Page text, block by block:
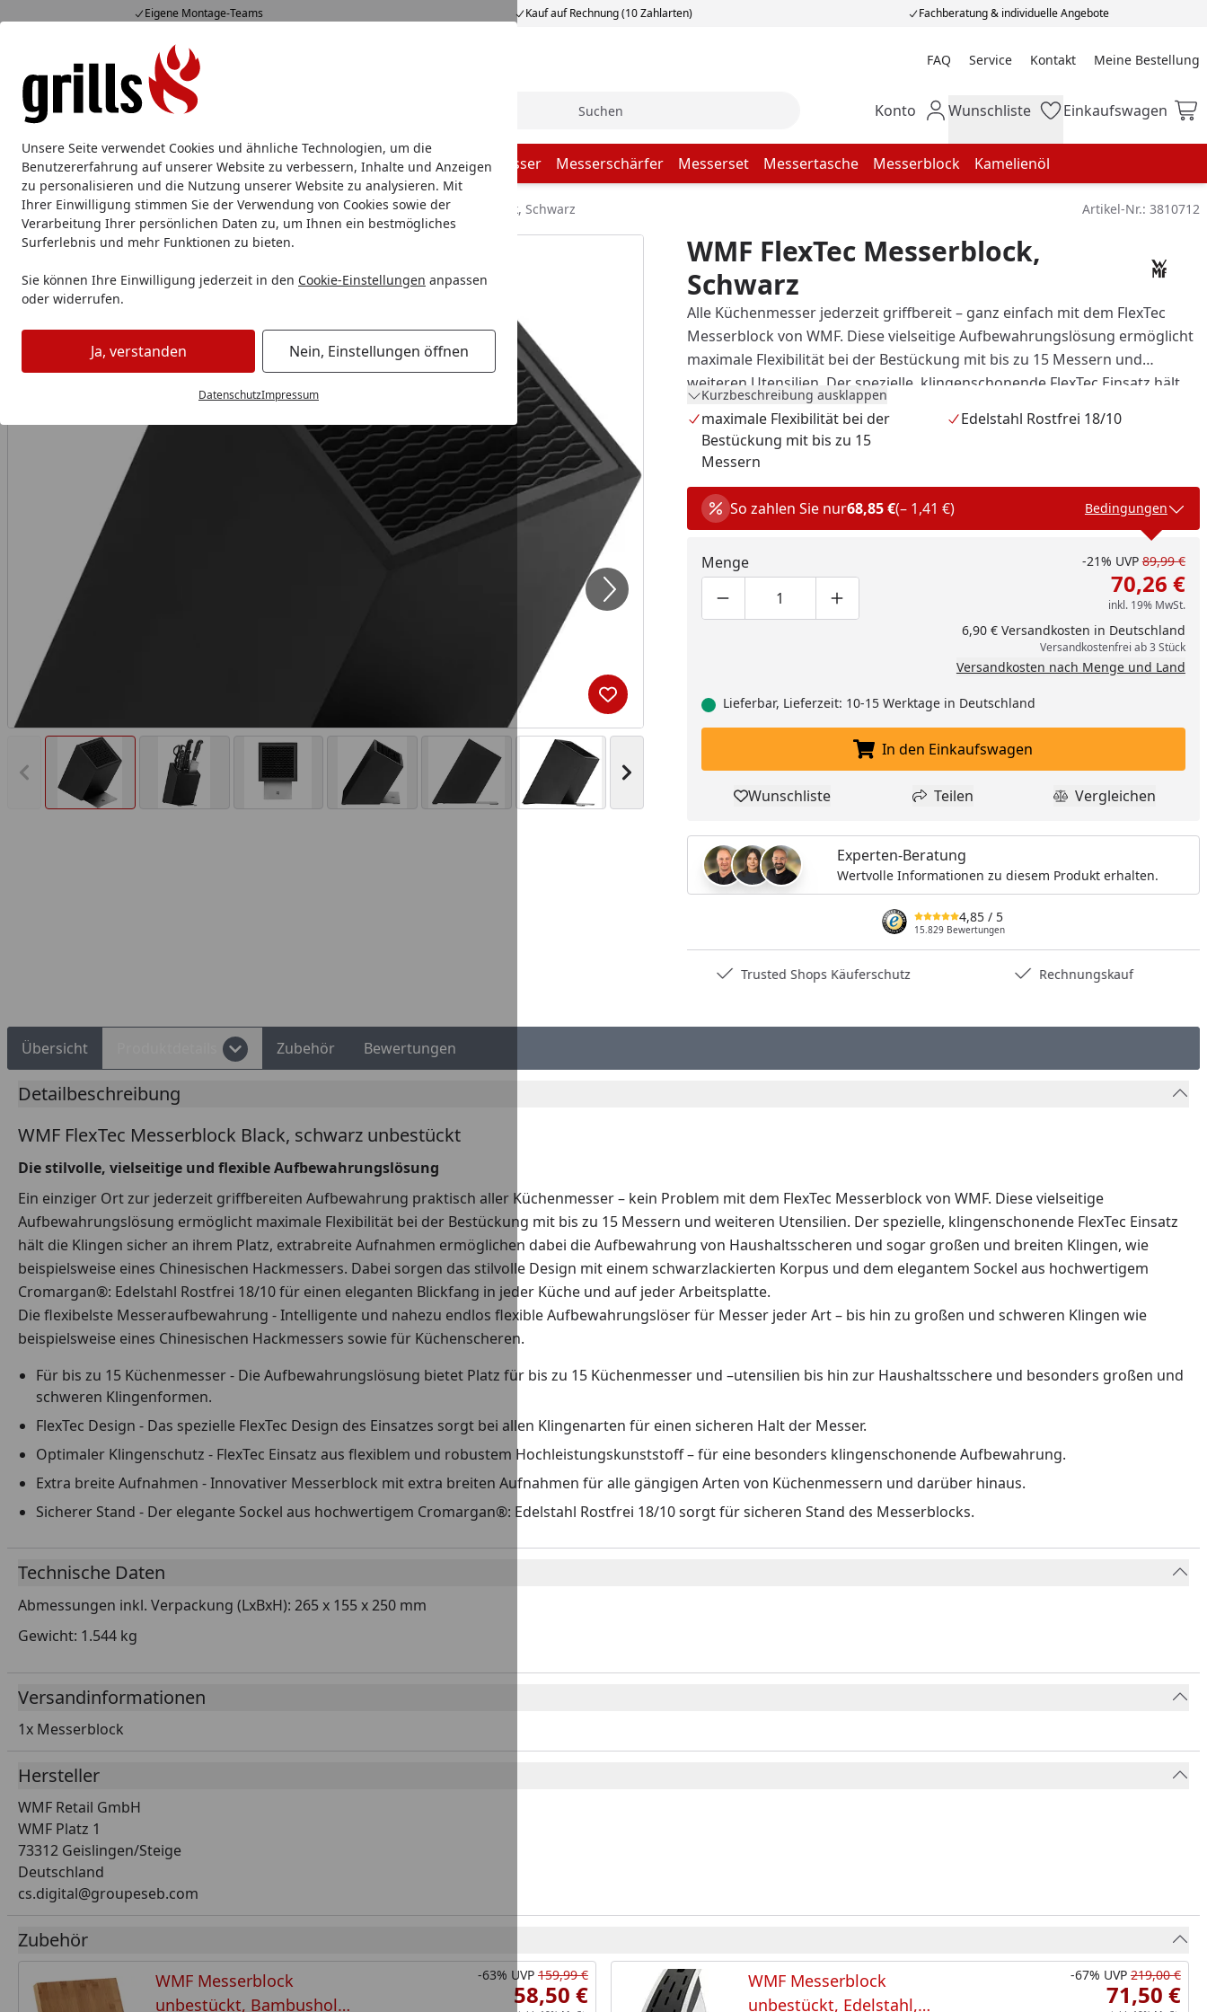
Unsere Seite verwendet Cookies und ähnliche Technologien, um die
Benutzererfahrung auf unserer Website zu verbessern, Inhalte und Anzeigen
zu personalisieren und die Nutzung unserer Website zu analysieren. Mit
Ihrer Einwilligung stimmen Sie der Verwendung von Cookies sowie der
Verarbeitung Ihrer persönlichen Daten zu, um Ihnen ein bestmögliches
Surferlebnis und mehr Funktionen zu bieten.
Sie können Ihre Einwilligung jederzeit in den Cookie-Einstellungen anpassen
oder widerrufen.
Ja, verstanden Nein, Einstellungen öffnen
DatenschutzImpressum
Eigene Montage-Teams Kauf auf Rechnung (10 Zahlarten) Fachberatung & individuelle Angebote
Mo-Fr. 8-16 Uhr 15.829 Bewertungen FAQ Service Kontakt Meine Bestellung
Meine Bestellung
Alle Produkte
Alle ProdukteMarken Mein Konto
Konto Wunschliste
Wunschliste Einkaufswagen
Einkaufswagen
Messer Damastmesser Klappmesser Kochmesser Fleischermesser Messerschärfer Messerset Messertasche Messerblock Kamelienöl
Startseite
Messer Messerblock Messerblock ohne Messer WMF FlexTec Messerblock, Schwarz Artikel-Nr.: 3810712
Vorheriges Bild anzeigen Nächstes Bild anzeigen
Produkt zur Wunschliste hinzufügen
WMF FlexTec Messerblock,
Schwarz
Alle Küchenmesser jederzeit griffbereit – ganz einfach mit dem FlexTec
Messerblock von WMF. Diese vielseitige Aufbewahrungslösung ermöglicht
maximale Flexibilität bei der Bestückung mit bis zu 15 Messern und
weiteren Utensilien. Der spezielle, klingenschonende FlexTec Einsatz hält
die Klingen sicher an ihrem Platz, extrabreite Aufnahmen ermöglichen
dabei die Aufbewahrung von Haushaltsscheren und sogar großen und
breiten Klingen, wie beispielsweise eines Chinesischen Hackmessers. Dabei
einen eleganten Blickfang in jeder Küche und auf jeder Arbeitsplatte.
Kurzbeschreibung ausklappen
maximale Flexibilität bei der
Bestückung mit bis zu 15
Messern
Edelstahl Rostfrei 18/10
So zahlen Sie nur68,85 €(– 1,41 €) Bedingungen
Menge
Produktmenge um eins verringern
Produktmenge manuell eingeben
Produktmenge um eins erhöhen
-21% UVP 89,99 €
70,26 €
inkl. 19% MwSt.
6,90 € Versandkosten in Deutschland
Versandkostenfrei ab 3 Stück
Versandkosten nach Menge und Land
Lieferbar, Lieferzeit: 10-15 Werktage in Deutschland
In den Einkaufswagen legen
In den Einkaufswagen
Produkt zur Wunschliste hinzufügen
Wunschliste Teilen
Teilen Produkt
Vergleichen
Experten-Beratung
Wertvolle Informationen zu diesem Produkt erhalten.
4,85 / 5
15.829 Bewertungen
Trusted Shops Käuferschutz Rechnungskauf
Übersicht Zubehör Bewertungen
Detailbeschreibung
WMF FlexTec Messerblock Black, schwarz unbestückt
Die stilvolle, vielseitige und flexible Aufbewahrungslösung
Ein einziger Ort zur jederzeit griffbereiten Aufbewahrung praktisch aller Küchenmesser – kein Problem mit dem FlexTec Messerblock von WMF. Diese vielseitige
Aufbewahrungslösung ermöglicht maximale Flexibilität bei der Bestückung mit bis zu 15 Messern und weiteren Utensilien. Der spezielle, klingenschonende FlexTec Einsatz
hält die Klingen sicher an ihrem Platz, extrabreite Aufnahmen ermöglichen dabei die Aufbewahrung von Haushaltsscheren und sogar großen und breiten Klingen, wie
beispielsweise eines Chinesischen Hackmessers. Dabei sorgen das stilvolle Design mit einem schwarzlackierten Korpus und dem elegantem Sockel aus hochwertigem
Cromargan®: Edelstahl Rostfrei 18/10 für einen eleganten Blickfang in jeder Küche und auf jeder Arbeitsplatte.
Die flexibelste Messeraufbewahrung - Intelligente und nahezu endlos flexible Aufbewahrungslöser für Messer jeder Art – bis hin zu großen und schweren Klingen wie
beispielsweise eines Chinesischen Hackmessers sowie für Küchenscheren.
Für bis zu 15 Küchenmesser - Die Aufbewahrungslösung bietet Platz für bis zu 15 Küchenmesser und –utensilien bis hin zur Haushaltsschere und besonders großen und
schweren Klingenformen.
FlexTec Design - Das spezielle FlexTec Design des Einsatzes sorgt bei allen Klingenarten für einen sicheren Halt der Messer.
Optimaler Klingenschutz - FlexTec Einsatz aus flexiblem und robustem Hochleistungskunststoff – für eine besonders klingenschonende Aufbewahrung.
Extra breite Aufnahmen - Innovativer Messerblock mit extra breiten Aufnahmen für alle gängigen Arten von Küchenmessern und darüber hinaus.
Sicherer Stand - Der elegante Sockel aus hochwertigem Cromargan®: Edelstahl Rostfrei 18/10 sorgt für sicheren Stand des Messerblocks.
Technische Daten
Abmessungen inkl. Verpackung (LxBxH): 265 x 155 x 250 mm
Gewicht: 1.544 kg
Versandinformationen
1x Messerblock
Hersteller
WMF Retail GmbH
WMF Platz 1
73312 Geislingen/Steige
Deutschland
cs.digital@groupeseb.com
Zubehör
WMF Messerblock
unbestückt, Bambusholz,
-63% UVP 159,99 €
58,50 €
WMF Messerblock
unbestückt, Edelstahl,
-67% UVP 219,00 €
71,50 €